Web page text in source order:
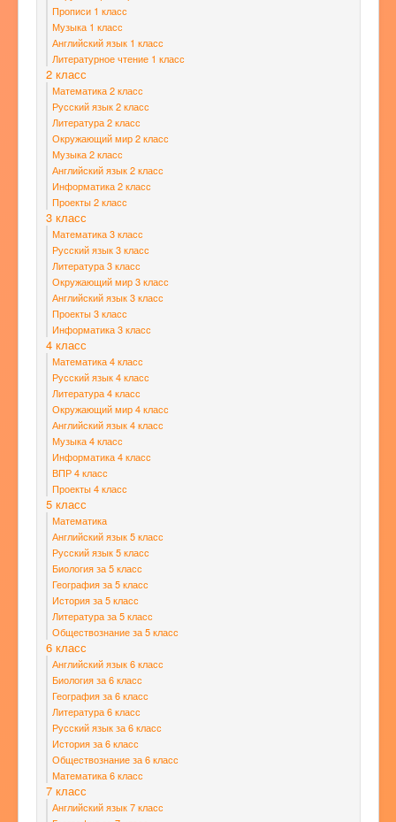
Прописи 1 класс
Музыка 1 класс
Английский язык 1 класс
Литературное чтение 1 класс
2 класс
Математика 2 класс
Русский язык 2 класс
Литература 2 класс
Окружающий мир 2 класс
Музыка 2 класс
Английский язык 2 класс
Информатика 2 класс
Проекты 2 класс
3 класс
Математика 3 класс
Русский язык 3 класс
Литература 3 класс
Окружающий мир 3 класс
Английский язык 3 класс
Проекты 3 класс
Информатика 3 класс
4 класс
Математика 4 класс
Русский язык 4 класс
Литература 4 класс
Окружающий мир 4 класс
Английский язык 4 класс
Музыка 4 класс
Информатика 4 класс
ВПР 4 класс
Проекты 4 класс
5 класс
Математика
Английский язык 5 класс
Русский язык 5 класс
Биология за 5 класс
География за 5 класс
История за 5 класс
Литература за 5 класс
Обществознание за 5 класс
6 класс
Английский язык 6 класс
Биология за 6 класс
География за 6 класс
Литература 6 класс
Русский язык за 6 класс
История за 6 класс
Обществознание за 6 класс
Математика 6 класс
7 класс
Английский язык 7 класс